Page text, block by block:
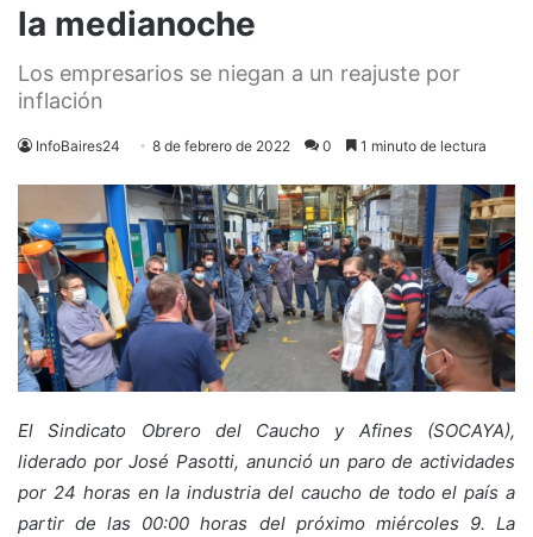
la medianoche
Los empresarios se niegan a un reajuste por
inflación
InfoBaires24 8 de febrero de 2022 0 1 minuto de lectura
El Sindicato Obrero del Caucho y Afines (SOCAYA),
liderado por José Pasotti, anunció un paro de actividades
por 24 horas en la industria del caucho de todo el país a
partir de las 00:00 horas del próximo miércoles 9. La